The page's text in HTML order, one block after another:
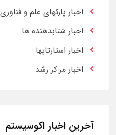
اخبار پارکهای علم و فناوری
اخبار شتابدهنده ها
اخبار استارتاپها
اخبار مراکز رشد
آخرین اخبار اکوسیستم